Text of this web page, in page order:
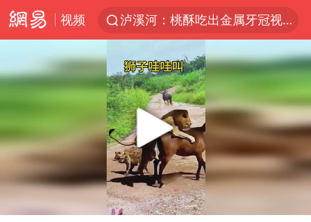
视频
泸溪河：桃酥吃出金属牙冠视频不实
立秋的仪式感
泰国校园枪击案死亡人数升至7人
改名后的“青海拉面”店
台军“汉光秀”开场闹剧多
公司“上四休三”但要降薪1000元
Play